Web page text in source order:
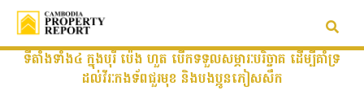
ទីតាំងទាំង៤ ក្នុងបុរី ប៉េង ហួត បើកទទួលសម្ភារៈបរិច្ចាគ ដើម្បីគាំទ្រ
ដល់វីរៈកងទ័ពជួរមុខ និងបងប្អូនភៀសសឹក